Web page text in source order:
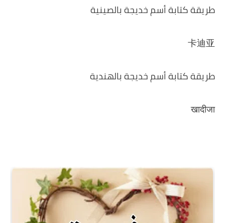
طريقة كتابة أسم خديجة بالصينية
卡迪亚
طريقة كتابة أسم خديجة بالهندية
खादीजा